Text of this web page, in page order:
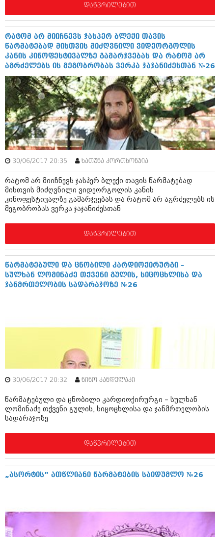
ჰოროსკოპი და შეუცნობელი
კრიმინალი
რომანი და დეტექტივი
სახალისო ამბები
შოუბიზნესი
დაიჯესტი
ქალი და მამაკაცი
ისტორია
სხვადასხვა
ანონსი
ივლისი 2018 (223)
მაისი 2018 (211)
აპრილი 2018 (194)
მარტი 2018 (256)
ნოემბერი 2017 (212)
ოქტომბერი 2017 (231)
სექტემბერი 2017 (261)
აგვისტო 2017 (212)
ივლისი 2017 (233)
ივნისი 2017 (265)
აპრილი 2017 (220)
მარტი 2017 (212)
თებერვალი 2017 (205)
დეკემბერი 2016 (207)
ნოემბერი 2016 (207)
ოქტომბერი 2016 (257)
სექტემბერი 2016 (224)
აგვისტო 2016 (258)
აპრილი 2016 (215)
თებერვალი 2016 (250)
რომანი და დეტექტივი
სახალისო ამბები
შოუბიზნესი
დაიჯესტი
ქალი და მამაკაცი
ისტორია
სხვადასხვა
ანონსი
არქივი
ნოემბერი 2020 (103)
ოქტომბერი 2020 (209)
აგვისტო 2020 (249)
ივნისი 2020 (249)
არქივის ზომის ნახვა
დაწვრილებით
რატომ არ მიიჩნევს ჯასპერ ბლექი თავის
წარმატებად მისთვის მიძღვნილი ვიდეორგოლის
კანის კინოფესტივალზე გამარჯვებას და რატომ არ
აგრძელებს ის მეგობრობას ვერკა ჯაჯანიძესთან №26
30/06/2017 20:35 ხათუნა კორთხონჯია
რატომ არ მიიჩნევს ჯასპერ ბლექი თავის წარმატებად
მისთვის მიძღვნილი ვიდეორგოლის კანის
კინოფესტივალზე გამარჯვებას და რატომ არ აგრძელებს ის
მეგობრობას ვერკა ჯაჯანიძესთან
დაწვრილებით
წარმატებული და ცნობილი კარდიოქირურგი –
სულხან ლომინაძე თქვენი გულის, სიცოცხლისა და
ჯანმრთელობის სადარაჯოზე №26
30/06/2017 20:32 ნინო კანდელაკი
წარმატებული და ცნობილი კარდიოქირურგი – სულხან
ლომინაძე თქვენი გულის, სიცოცხლისა და ჯანმრთელობის
სადარაჯოზე
დაწვრილებით
„ასორტის” ათწლიანი წარმატების საიდუმლო №26